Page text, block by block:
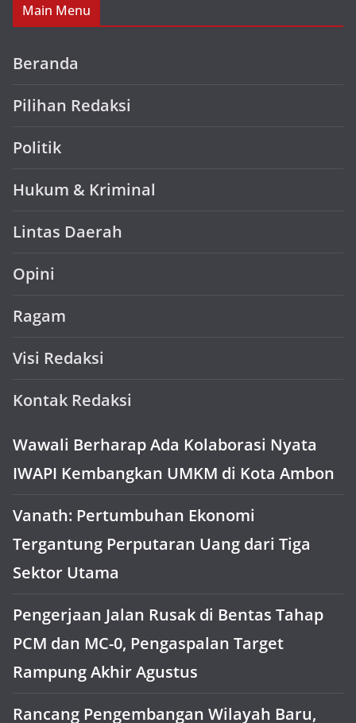
Main Menu
Beranda
Pilihan Redaksi
Politik
Hukum & Kriminal
Lintas Daerah
Opini
Ragam
Visi Redaksi
Kontak Redaksi
Wawali Berharap Ada Kolaborasi Nyata
IWAPI Kembangkan UMKM di Kota Ambon
Vanath: Pertumbuhan Ekonomi
Tergantung Perputaran Uang dari Tiga
Sektor Utama
Pengerjaan Jalan Rusak di Bentas Tahap
PCM dan MC-0, Pengaspalan Target
Rampung Akhir Agustus
Rancang Pengembangan Wilayah Baru,